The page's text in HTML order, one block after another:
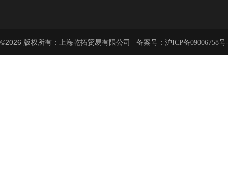
©2026 版权所有：上海乾拓贸易有限公司 备案号： 沪ICP备09006758号